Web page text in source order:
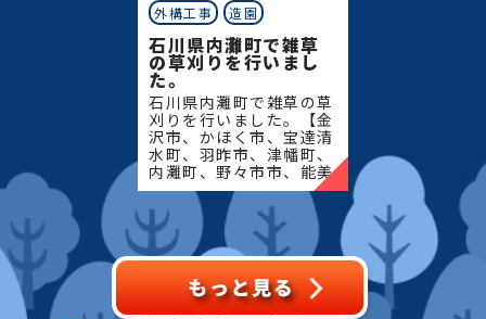
外構工事
造園
石川県内灘町で雑草
の草刈りを行いまし
た。
石川県内灘町で雑草の草
刈りを行いました。【金
沢市、かほく市、宝達清
水町、羽昨市、津幡町、
内灘町、野々市市、能美
市、川北町、小松市、白
山市、中能登町、七尾
市、志賀町、穴水町、輪
島市、能登町、珠州市】
地域